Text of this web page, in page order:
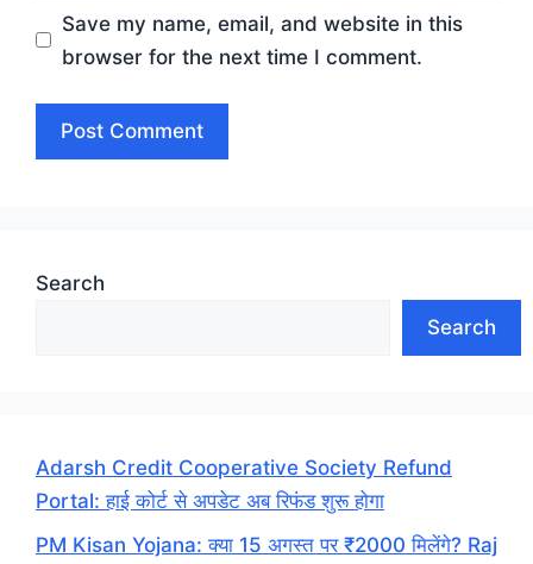
Save my name, email, and website in this
browser for the next time I comment.
Search
Search
Adarsh Credit Cooperative Society Refund
Portal: हाई कोर्ट से अपडेट अब रिफंड शुरू होगा
PM Kisan Yojana: क्या 15 अगस्त पर ₹2000 मिलेंगे? Raj